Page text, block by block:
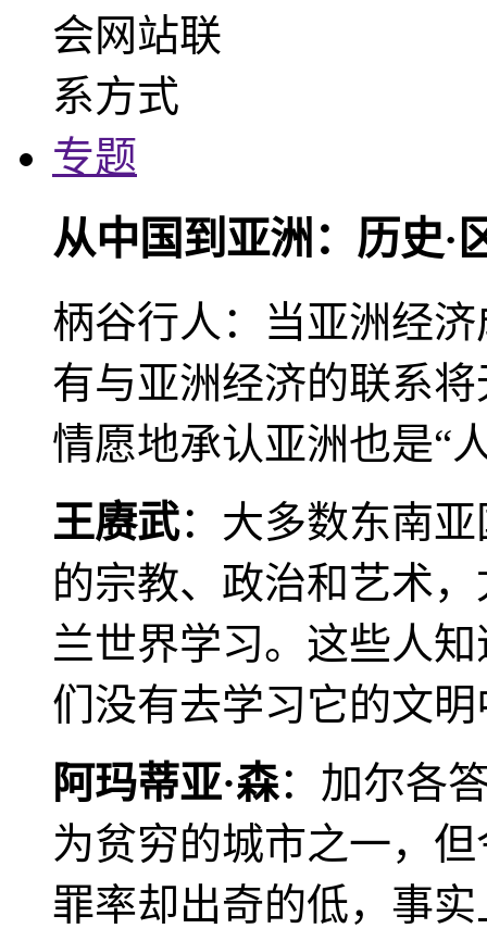
专题
从中国到亚洲：历史·
柄谷行人：当亚洲经
有与亚洲经济的联系
情愿地承认亚洲也是“
王赓武：大多数东南
的宗教、政治和艺术
兰世界学习。这些人
们没有去学习它的文
阿玛蒂亚·森：加尔各
为贫穷的城市之一，
罪率却出奇的低，事